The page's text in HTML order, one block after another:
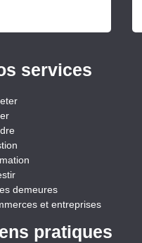
services
demeures
et entreprises
pratiques